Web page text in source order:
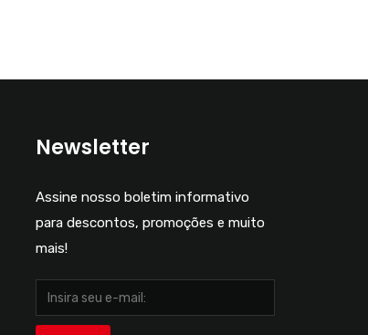
Newsletter
Assine nosso boletim informativo
para descontos, promoções e muito
mais!